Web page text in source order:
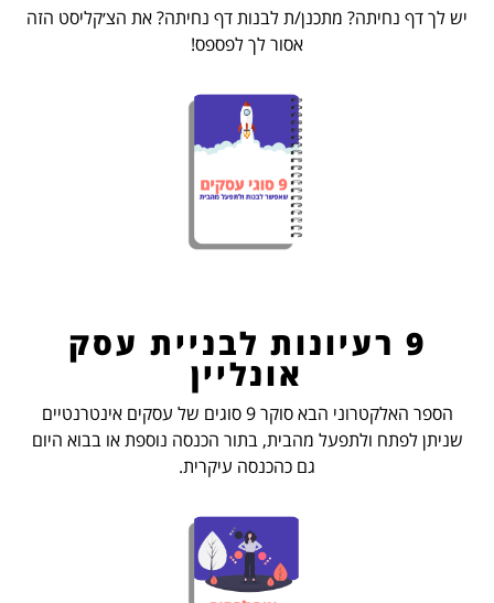
יש לך דף נחיתה? מתכנן/ת לבנות דף נחיתה? את הצ׳קליסט הזה
אסור לך לפספס!
9 רעיונות לבניית עסק
אונליין
הספר האלקטרוני הבא סוקר 9 סוגים של עסקים אינטרנטיים
שניתן לפתח ולתפעל מהבית, בתור הכנסה נוספת או בבוא היום
גם כהכנסה עיקרית.